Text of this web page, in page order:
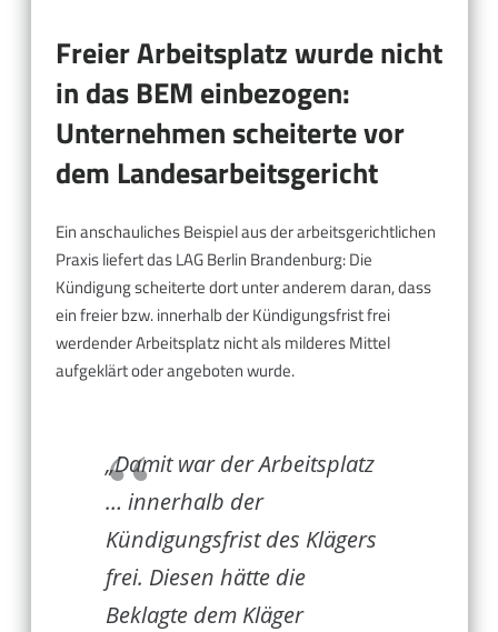
Freier Arbeitsplatz wurde nicht
in das BEM einbezogen:
Unternehmen scheiterte vor
dem Landesarbeitsgericht
Ein anschauliches Beispiel aus der arbeitsgerichtlichen
Praxis liefert das LAG Berlin Brandenburg: Die
Kündigung scheiterte dort unter anderem daran, dass
ein freier bzw. innerhalb der Kündigungsfrist frei
werdender Arbeitsplatz nicht als milderes Mittel
aufgeklärt oder angeboten wurde.
„Damit war der Arbeitsplatz
… innerhalb der
Kündigungsfrist des Klägers
frei. Diesen hätte die
Beklagte dem Kläger